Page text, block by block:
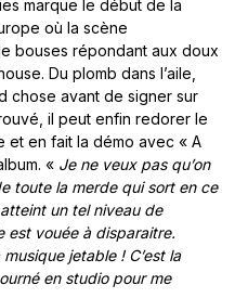
marque le début de la
où la scène
bouses répondant aux doux
Du plomb dans l’aile,
chose avant de signer sur
il peut enfin redorer le
et en fait la démo avec « A
« Je ne veux pas qu’on
toute la merde qui sort en ce
un tel niveau de
est vouée à disparaitre.
jetable ! C’est la
en studio pour me